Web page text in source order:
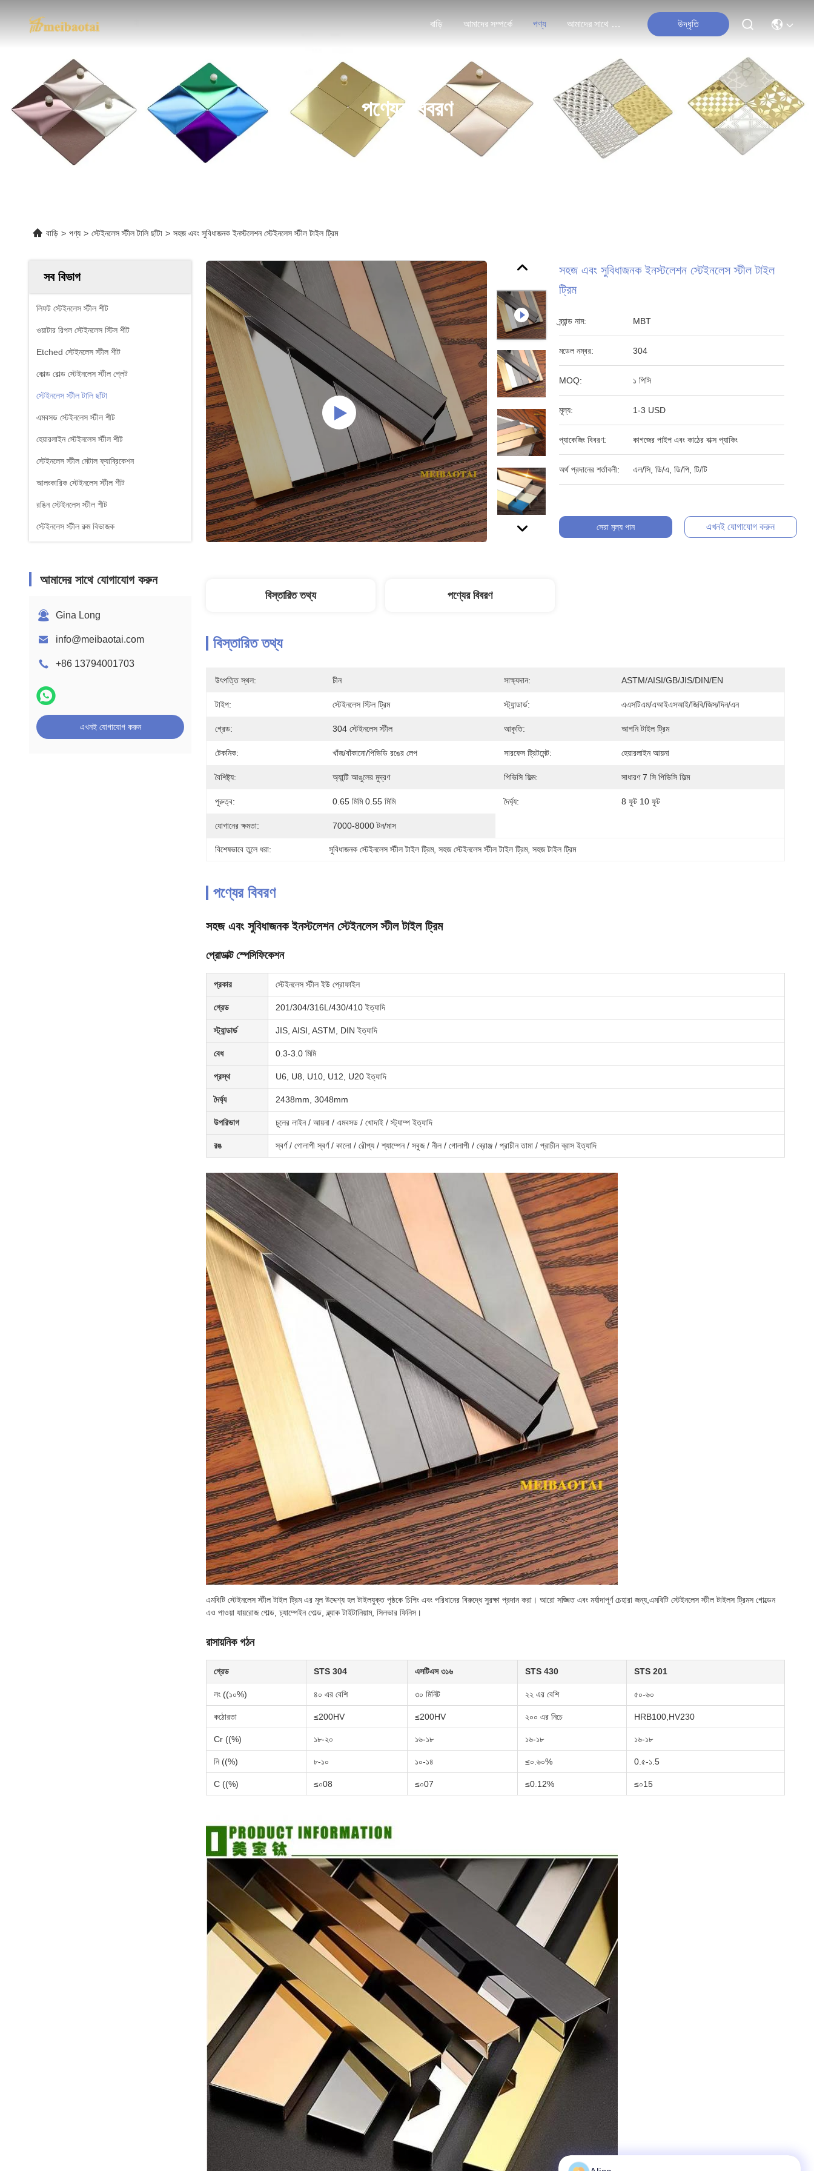
বাড়ি আমাদের সম্পর্কে পণ্য আমাদের সাথে যোগাযোগ করুন উদ্ধৃতি
পণ্যের বিবরণ
বাড়ি > পণ্য > স্টেইনলেস স্টীল টালি ছাঁটা > সহজ এবং সুবিধাজনক ইনস্টলেশন স্টেইনলেস স্টীল টাইল ট্রিম
সব বিভাগ
লিফট স্টেইনলেস স্টীল শীট
ওয়াটার রিপল স্টেইনলেস স্টিল শীট
Etched স্টেইনলেস স্টীল শীট
কোল্ড রোল্ড স্টেইনলেস স্টীল প্লেট
স্টেইনলেস স্টীল টালি ছাঁটা
এমবসড স্টেইনলেস স্টীল শীট
হেয়ারলাইন স্টেইনলেস স্টীল শীট
স্টেইনলেস স্টীল মেটাল ফ্যাব্রিকেশন
আলংকারিক স্টেইনলেস স্টীল শীট
রঙিন স্টেইনলেস স্টীল শীট
স্টেইনলেস স্টীল রুম বিভাজক
আমাদের সাথে যোগাযোগ করুন
Gina Long
info@meibaotai.com
+86 13794001703
এখনই যোগাযোগ করুন
সহজ এবং সুবিধাজনক ইনস্টলেশন স্টেইনলেস স্টীল টাইল
ট্রিম
ব্র্যান্ড নাম: MBT
মডেল নম্বর: 304
MOQ: ১ পিসি
মূল্য: 1-3 USD
প্যাকেজিং বিবরণ: কাগজের পাইপ এবং কাঠের বাক্স প্যাকিং
অর্থ প্রদানের শর্তাবলী: এল/সি, ডি/এ, ডি/পি, টি/টি
সেরা মূল্য পান এখনই যোগাযোগ করুন
বিস্তারিত তথ্য পণ্যের বিবরণ
বিস্তারিত তথ্য
উৎপত্তি স্থল: চীন সাক্ষ্যদান: ASTM/AISI/GB/JIS/DIN/EN
টাইপ: স্টেইনলেস স্টিল ট্রিম স্ট্যান্ডার্ড: এএসটিএম/এআইএসআই/জিবি/জিস/দিন/এন
গ্রেড: 304 স্টেইনলেস স্টীল আকৃতি: আপনি টাইল ট্রিম
টেকনিক: খাঁজ/বাঁকানো/পিভিডি রঙের লেপ সারফেস ট্রিটমেন্ট: হেয়ারলাইন আয়না
বৈশিষ্ট্য: অ্যান্টি আঙুলের মুদ্রণ পিভিসি ফিল্ম: সাধারণ 7 সি পিভিসি ফিল্ম
পুরুত্ব: 0.65 মিমি 0.55 মিমি দৈর্ঘ্য: 8 ফুট 10 ফুট
যোগানের ক্ষমতা: 7000-8000 টন/মাস
বিশেষভাবে তুলে ধরা: সুবিধাজনক স্টেইনলেস স্টীল টাইল ট্রিম, সহজ স্টেইনলেস স্টীল টাইল ট্রিম, সহজ টাইল ট্রিম
পণ্যের বিবরণ
সহজ এবং সুবিধাজনক ইনস্টলেশন স্টেইনলেস স্টীল টাইল ট্রিম
প্রোডাক্ট স্পেসিফিকেশন
প্রকার স্টেইনলেস স্টীল ইউ প্রোফাইল
গ্রেড 201/304/316L/430/410 ইত্যাদি
স্ট্যান্ডার্ড JIS, AISI, ASTM, DIN ইত্যাদি
বেধ 0.3-3.0 মিমি
প্রস্থ U6, U8, U10, U12, U20 ইত্যাদি
দৈর্ঘ্য 2438mm, 3048mm
উপরিভাগ চুলের লাইন / আয়না / এমবসড / খোদাই / স্ট্যাম্প ইত্যাদি
রঙ স্বর্ণ / গোলাপী স্বর্ণ / কালো / রৌপ্য / শ্যাম্পেন / সবুজ / নীল / গোলাপী / ব্রোঞ্জ / প্রাচীন তামা / প্রাচীন ব্রাস ইত্যাদি
এমবিটি স্টেইনলেস স্টীল টাইল ট্রিম এর মূল উদ্দেশ্য হল টাইলযুক্ত পৃষ্ঠকে চিপিং এবং পরিধানের বিরুদ্ধে সুরক্ষা প্রদান করা। আরো সজ্জিত এবং মর্যাদাপূর্ণ চেহারা জন্য,এমবিটি স্টেইনলেস স্টীল টাইলস ট্রিমস গোল্ডেন
এও পাওয়া যায়রোজ গোল্ড, চ্যাম্পেইন গোল্ড, ব্ল্যাক টাইটানিয়াম, সিলভার ফিনিস।
রাসায়নিক গঠন
গ্রেড STS 304 এসটিএস ৩১৬ STS 430 STS 201
লং ((১০%) ৪০ এর বেশি ৩০ মিনিট ২২ এর বেশি ৫০-৬০
কঠোরতা ≤200HV ≤200HV ২০০ এর নিচে HRB100,HV230
Cr ((%) ১৮-২০ ১৬-১৮ ১৬-১৮ ১৬-১৮
নি ((%) ৮-১০ ১০-১৪ ≤০.৬০% 0.৫-১.5
C ((%) ≤০08 ≤০07 ≤0.12% ≤০15